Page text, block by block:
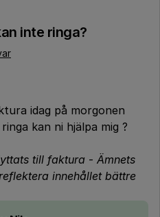
inte ringa?
idag på morgonen
kan ni hjälpa mig ?
till faktura - Ämnets
innehållet bättre